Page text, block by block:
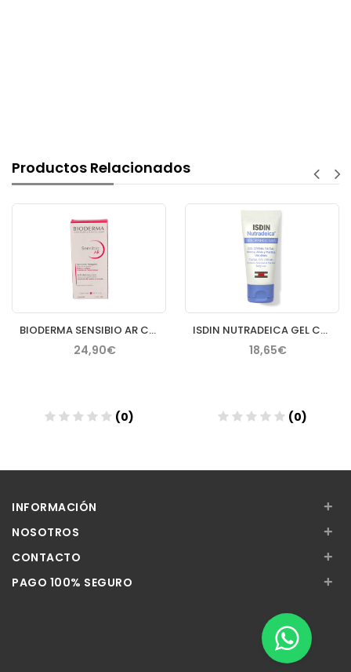
Productos Relacionados
BIODERMA SENSIBIO AR CREMA 40 ML
24,90€
(0)
ISDIN NUTRADEICA GEL CREMA FACIAL PIEL SEBORREICA 50 ML
18,65€
(0)
INFORMACIÓN +
NOSOTROS +
CONTACTO +
PAGO 100% SEGURO +